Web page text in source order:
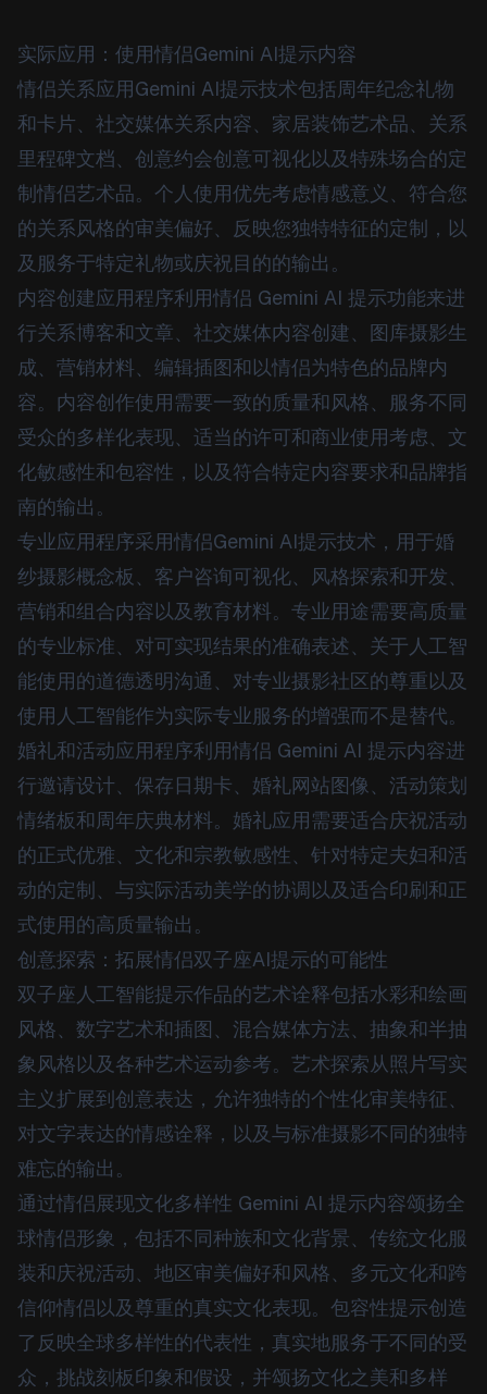
实际应用：使用情侣Gemini AI提示内容
情侣关系应用Gemini AI提示技术包括周年纪念礼物
和卡片、社交媒体关系内容、家居装饰艺术品、关系
里程碑文档、创意约会创意可视化以及特殊场合的定
制情侣艺术品。个人使用优先考虑情感意义、符合您
的关系风格的审美偏好、反映您独特特征的定制，以
及服务于特定礼物或庆祝目的的输出。
内容创建应用程序利用情侣 Gemini AI 提示功能来进
行关系博客和文章、社交媒体内容创建、图库摄影生
成、营销材料、编辑插图和以情侣为特色的品牌内
容。内容创作使用需要一致的质量和风格、服务不同
受众的多样化表现、适当的许可和商业使用考虑、文
化敏感性和包容性，以及符合特定内容要求和品牌指
南的输出。
专业应用程序采用情侣Gemini AI提示技术，用于婚
纱摄影概念板、客户咨询可视化、风格探索和开发、
营销和组合内容以及教育材料。专业用途需要高质量
的专业标准、对可实现结果的准确表述、关于人工智
能使用的道德透明沟通、对专业摄影社区的尊重以及
使用人工智能作为实际专业服务的增强而不是替代。
婚礼和活动应用程序利用情侣 Gemini AI 提示内容进
行邀请设计、保存日期卡、婚礼网站图像、活动策划
情绪板和周年庆典材料。婚礼应用需要适合庆祝活动
的正式优雅、文化和宗教敏感性、针对特定夫妇和活
动的定制、与实际活动美学的协调以及适合印刷和正
式使用的高质量输出。
创意探索：拓展情侣双子座AI提示的可能性
双子座人工智能提示作品的艺术诠释包括水彩和绘画
风格、数字艺术和插图、混合媒体方法、抽象和半抽
象风格以及各种艺术运动参考。艺术探索从照片写实
主义扩展到创意表达，允许独特的个性化审美特征、
对文字表达的情感诠释，以及与标准摄影不同的独特
难忘的输出。
通过情侣展现文化多样性 Gemini AI 提示内容颂扬全
球情侣形象，包括不同种族和文化背景、传统文化服
装和庆祝活动、地区审美偏好和风格、多元文化和跨
信仰情侣以及尊重的真实文化表现。包容性提示创造
了反映全球多样性的代表性，真实地服务于不同的受
众，挑战刻板印象和假设，并颂扬文化之美和多样